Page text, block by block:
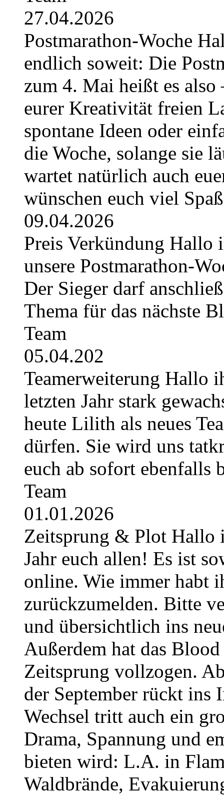
27.04.2026
Postmarathon-Woche
endlich soweit: Die
zum 4. Mai heißt es also
eurer Kreativität freien
spontane Ideen oder
die Woche, solange sie
wartet natürlich auch
wünschen euch viel
09.04.2026
Preis Verkündung Hallo
unsere Postmarathon-
Der Sieger darf
Thema für das nächste
Team
05.04.202
Teamerweiterung Hallo
letzten Jahr stark
heute Lilith als neues
dürfen. Sie wird uns
euch ab sofort ebenfalls
Team
01.01.2026
Zeitsprung & Plot Hallo
Jahr euch allen! Es ist
online. Wie immer habt
zurückzumelden. Bitte
und übersichtlich ins
Außerdem hat das
Zeitsprung vollzogen.
der September rückt ins
Wechsel tritt auch ein
Drama, Spannung und
bieten wird: L.A. in
Waldbrände,